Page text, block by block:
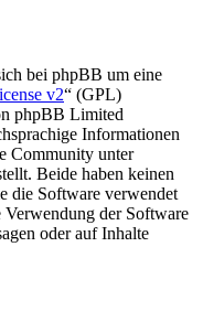
bei phpBB um eine
v2“ (GPL)
phpBB Limited
Informationen
Community unter
Beide haben keinen
die Software verwendet
der Software
oder auf Inhalte